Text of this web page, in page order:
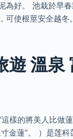
為好。 池栽於早
使根莖安全越冬。
遊 溫泉
樣的將美人比做
金蓮”。 ）是莲科